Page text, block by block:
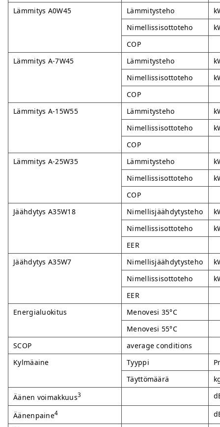
Lämmitys A0W45 Lämmitysteho
Nimellissisottoteho
COP
Lämmitys A-7W45
Lämmitysteho
Nimellissisottoteho
COP
Lämmitys A-15W55
Lämmitysteho
Nimellissisottoteho
COP
Lämmitys A-25W35
Lämmitysteho
Nimellissisottoteho
COP
Jäähdytys A35W18
Nimellisjäähdytysteho
Nimellissisottoteho
EER
Jäähdytys A35W7
Nimellisjäähdytysteho
Nimellissisottoteho
EER
Energialuokitus
Menovesi 35°C
Menovesi 55°C
SCOP
average conditions
Kylmäaine
Tyyppi
Täyttömäärä
Äänen voimakkuus3
Äänenpaine4